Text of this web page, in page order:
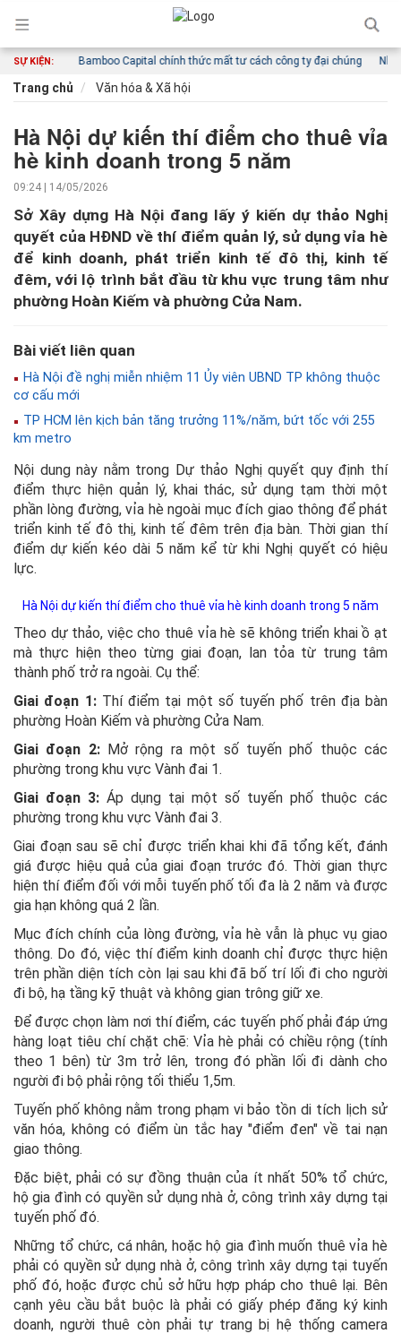
SỰ KIỆN:
mới Bamboo Capital chính thức mất tư cách công ty đại chúng Nhiều
Trang chủ Văn hóa & Xã hội
Hà Nội dự kiến thí điểm cho thuê vỉa
hè kinh doanh trong 5 năm
09:24 | 14/05/2026
Sở Xây dựng Hà Nội đang lấy ý kiến dự thảo Nghị
quyết của HĐND về thí điểm quản lý, sử dụng vỉa hè
để kinh doanh, phát triển kinh tế đô thị, kinh tế
đêm, với lộ trình bắt đầu từ khu vực trung tâm như
phường Hoàn Kiếm và phường Cửa Nam.
Bài viết liên quan
Hà Nội đề nghị miễn nhiệm 11 Ủy viên UBND TP không thuộc
cơ cấu mới
TP HCM lên kịch bản tăng trưởng 11%/năm, bứt tốc với 255
km metro
Nội dung này nằm trong Dự thảo Nghị quyết quy định thí
điểm thực hiện quản lý, khai thác, sử dụng tạm thời một
phần lòng đường, vỉa hè ngoài mục đích giao thông để phát
triển kinh tế đô thị, kinh tế đêm trên địa bàn. Thời gian thí
điểm dự kiến kéo dài 5 năm kể từ khi Nghị quyết có hiệu
lực.
Hà Nội dự kiến thí điểm cho thuê vỉa hè kinh doanh trong 5 năm
Theo dự thảo, việc cho thuê vỉa hè sẽ không triển khai ồ ạt
mà thực hiện theo từng giai đoạn, lan tỏa từ trung tâm
thành phố trở ra ngoài. Cụ thể:
Giai đoạn 1:Thí điểm tại một số tuyến phố trên địa bàn
phường Hoàn Kiếm và phường Cửa Nam.
Giai đoạn 2:Mở rộng ra một số tuyến phố thuộc các
phường trong khu vực Vành đai 1.
Giai đoạn 3: Áp dụng tại một số tuyến phố thuộc các
phường trong khu vực Vành đai 3.
Giai đoạn sau sẽ chỉ được triển khai khi đã tổng kết, đánh
giá được hiệu quả của giai đoạn trước đó. Thời gian thực
hiện thí điểm đối với mỗi tuyến phố tối đa là 2 năm và được
gia hạn không quá 2 lần.
Mục đích chính của lòng đường, vỉa hè vẫn là phục vụ giao
thông. Do đó, việc thí điểm kinh doanh chỉ được thực hiện
trên phần diện tích còn lại sau khi đã bố trí lối đi cho người
đi bộ, hạ tầng kỹ thuật và không gian trông giữ xe.
Để được chọn làm nơi thí điểm, các tuyến phố phải đáp ứng
hàng loạt tiêu chí chặt chẽ: Vỉa hè phải có chiều rộng (tính
theo 1 bên) từ 3m trở lên, trong đó phần lối đi dành cho
người đi bộ phải rộng tối thiểu 1,5m.
Tuyến phố không nằm trong phạm vi bảo tồn di tích lịch sử
văn hóa, không có điểm ùn tắc hay "điểm đen" về tai nạn
giao thông.
Đặc biệt, phải có sự đồng thuận của ít nhất 50% tổ chức,
hộ gia đình có quyền sử dụng nhà ở, công trình xây dựng tại
tuyến phố đó.
Những tổ chức, cá nhân, hoặc hộ gia đình muốn thuê vỉa hè
phải có quyền sử dụng nhà ở, công trình xây dựng tại tuyến
phố đó, hoặc được chủ sở hữu hợp pháp cho thuê lại. Bên
cạnh yêu cầu bắt buộc là phải có giấy phép đăng ký kinh
doanh, người thuê còn phải tự trang bị hệ thống camera